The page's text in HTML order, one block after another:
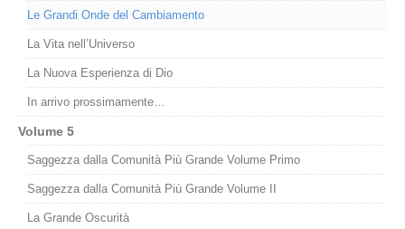
Le Grandi Onde del Cambiamento
La Vita nell’Universo
La Nuova Esperienza di Dio
In arrivo prossimamente…
Volume 5
Saggezza dalla Comunità Più Grande Volume Primo
Saggezza dalla Comunità Più Grande Volume II
La Grande Oscurità